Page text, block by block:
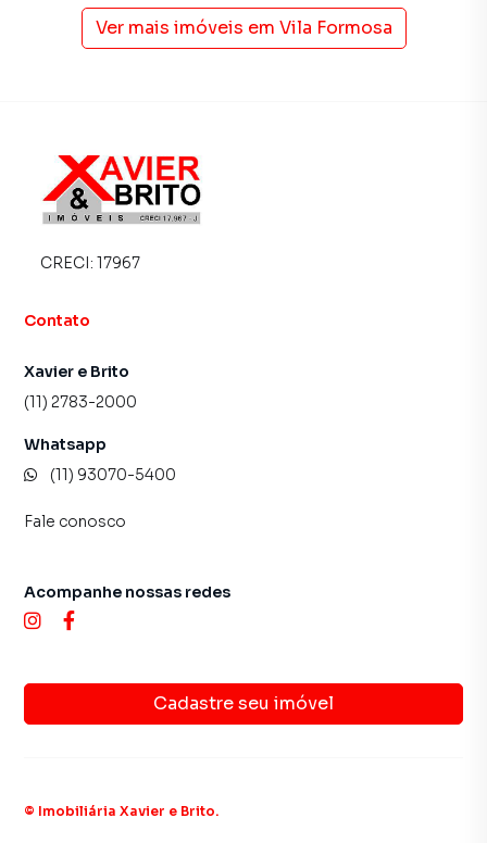
Ver mais imóveis em Vila Formosa
CRECI: 17967
Contato
Xavier e Brito
(11) 2783-2000
Whatsapp
(11) 93070-5400
Fale conosco
Cadastre seu imóvel
Acompanhe nossas redes
© Imobiliária Xavier e Brito.